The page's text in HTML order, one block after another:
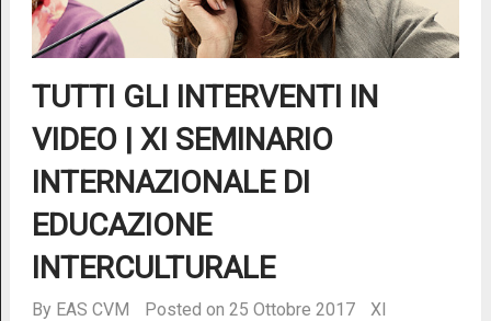
TUTTI GLI INTERVENTI IN
VIDEO | XI SEMINARIO
INTERNAZIONALE DI
EDUCAZIONE
INTERCULTURALE
By EAS CVM Posted on 25 Ottobre 2017
XI